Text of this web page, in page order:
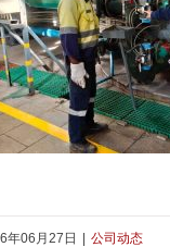
年06月27日 | 公司动态